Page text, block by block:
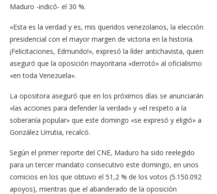
Maduro -indicó- el 30 %.
«Esta es la verdad y es, mis queridos venezolanos, la elección
presidencial con el mayor margen de victoria en la historia.
¡Felicitaciones, Edmundo!», expresó la líder antichavista, quien
aseguró que la oposición mayoritaria «derrotó» al oficialismo
«en toda Venezuela».
La opositora aseguró que en los próximos días se anunciarán
«las acciones para defender la verdad» y «el respeto a la
soberanía popular» que este domingo «se expresó y eligió» a
González Urrutia, recalcó.
Según el primer reporte del CNE, Maduro ha sido reelegido
para un tercer mandato consecutivo este domingo, en unos
comicios en los que obtuvo el 51,2 % de los votos (5.150.092
apoyos), mientras que el abanderado de la oposición